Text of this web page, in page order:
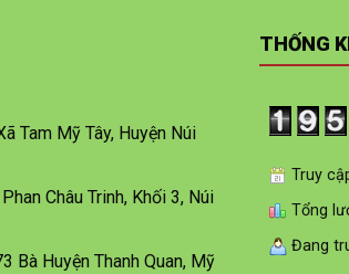
Tam Mỹ Tây, Huyện Núi
Châu Trinh, Khối 3, Núi
Bà Huyện Thanh Quan, Mỹ
THỐNG
Truy
Tổng
Đang